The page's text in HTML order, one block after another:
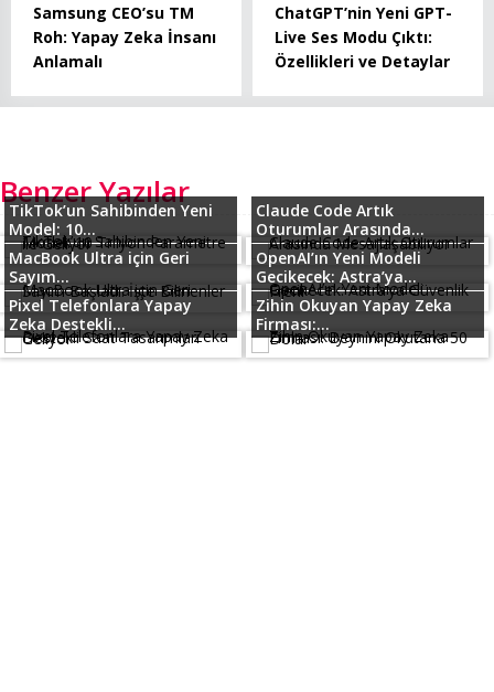
Samsung CEO’su TM
Roh: Yapay Zeka İnsanı
Anlamalı
ChatGPT’nin Yeni GPT-
Live Ses Modu Çıktı:
Özellikleri ve Detaylar
Benzer Yazılar
TikTok’un Sahibinden Yeni
Model: 10...
Claude Code Artık
Oturumlar Arasında...
MacBook Ultra için Geri
Sayım...
OpenAI’ın Yeni Modeli
Gecikecek: Astra’ya...
Pixel Telefonlara Yapay
Zeka Destekli...
Zihin Okuyan Yapay Zeka
Firması:...